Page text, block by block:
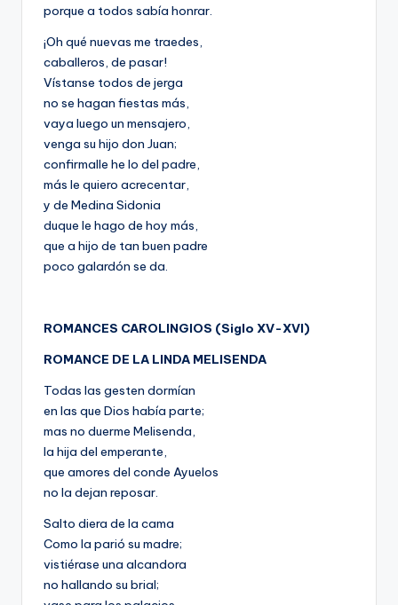
porque a todos sabía honrar.
¡Oh qué nuevas me traedes,
caballeros, de pasar!
Vístanse todos de jerga
no se hagan fiestas más,
vaya luego un mensajero,
venga su hijo don Juan;
confirmalle he lo del padre,
más le quiero acrecentar,
y de Medina Sidonia
duque le hago de hoy más,
que a hijo de tan buen padre
poco galardón se da.
ROMANCES CAROLINGIOS (Siglo XV-XVI)
ROMANCE DE LA LINDA MELISENDA
Todas las gesten dormían
en las que Dios había parte;
mas no duerme Melisenda,
la hija del emperante,
que amores del conde Ayuelos
no la dejan reposar.
Salto diera de la cama
Como la parió su madre;
vistiérase una alcandora
no hallando su brial;